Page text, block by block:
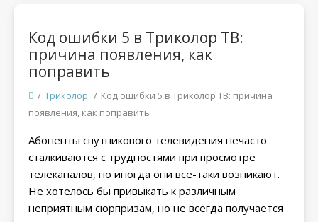
Код ошибки 5 в Триколор ТВ:
причина появления, как
поправить
/ Триколор / Код ошибки 5 в Триколор ТВ: причина
появления, как поправить
Абоненты спутникового телевидения нечасто
сталкиваются с трудностями при просмотре
телеканалов, но иногда они все-таки возникают.
Не хотелось бы привыкать к различным
неприятным сюрпризам, но не всегда получается